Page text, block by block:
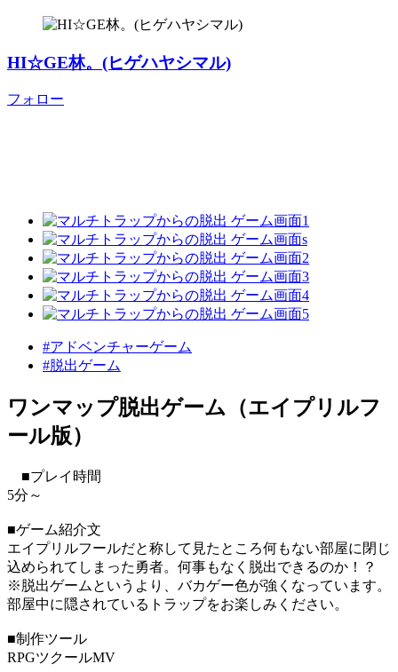
HI☆GE林。(ヒゲハヤシマル)
フォロー
#アドベンチャーゲーム
#脱出ゲーム
ワンマップ脱出ゲーム（エイプリルフ
ール版）
■プレイ時間
5分～
■ゲーム紹介文
エイプリルフールだと称して見たところ何もない部屋に閉じ
込められてしまった勇者。何事もなく脱出できるのか！？
※脱出ゲームというより、バカゲー色が強くなっています。
部屋中に隠されているトラップをお楽しみください。
■制作ツール
RPGツクールMV